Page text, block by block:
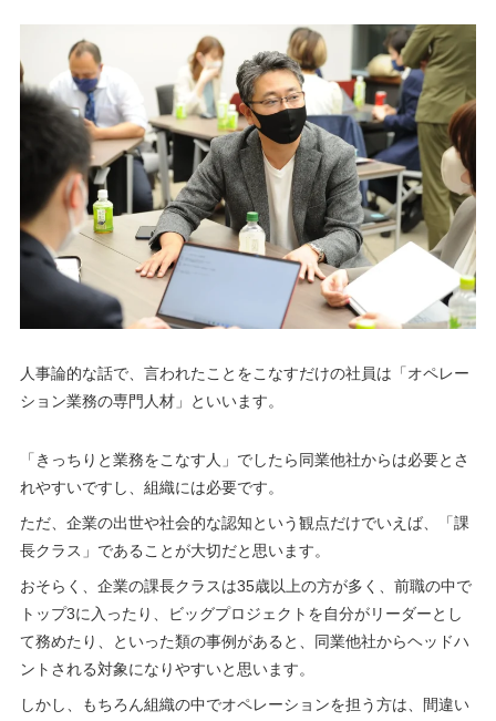
人事論的な話で、言われたことをこなすだけの社員は「オペレー
ション業務の専門人材」といいます。
「きっちりと業務をこなす人」でしたら同業他社からは必要とさ
れやすいですし、組織には必要です。
ただ、企業の出世や社会的な認知という観点だけでいえば、「課
長クラス」であることが大切だと思います。
おそらく、企業の課長クラスは35歳以上の方が多く、前職の中で
トップ3に入ったり、ビッグプロジェクトを自分がリーダーとし
て務めたり、といった類の事例があると、同業他社からヘッドハ
ントされる対象になりやすいと思います。
しかし、もちろん組織の中でオペレーションを担う方は、間違い